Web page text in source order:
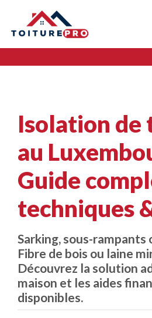
Isolation de
au
Guide
techniques
Sarking, sous-rampants
Fibre de bois ou laine
Découvrez la solution
maison et les aides
disponibles.